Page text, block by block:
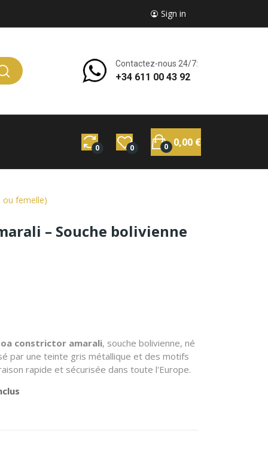
Sign in
Contactez-nous 24/7:
+34 611 00 43 92
0 0 0,00 €
0
ou femelle)
– Souche bolivienne
constrictor amarali, souche bolivienne, né
par une teinte gris métallique et des motifs
rapide et sécurisée dans toute l'Europe.